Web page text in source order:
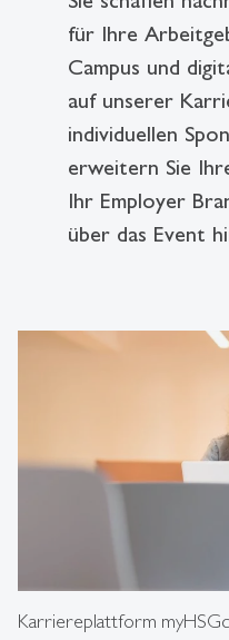
für Ihre
Campus und
auf unserer
individuellen
erweitern Sie
Ihr Employer
über das Event
Karriereplattform